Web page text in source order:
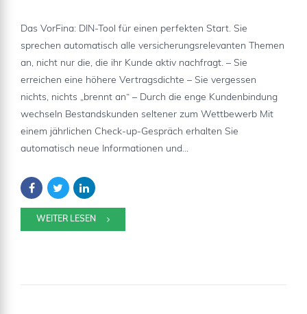
Das VorFina: DIN-Tool für einen perfekten Start. Sie
sprechen automatisch alle versicherungsrelevanten Themen
an, nicht nur die, die ihr Kunde aktiv nachfragt. – Sie
erreichen eine höhere Vertragsdichte – Sie vergessen
nichts, nichts „brennt an“ – Durch die enge Kundenbindung
wechseln Bestandskunden seltener zum Wettbewerb Mit
einem jährlichen Check-up-Gespräch erhalten Sie
automatisch neue Informationen und...
WEITER LESEN